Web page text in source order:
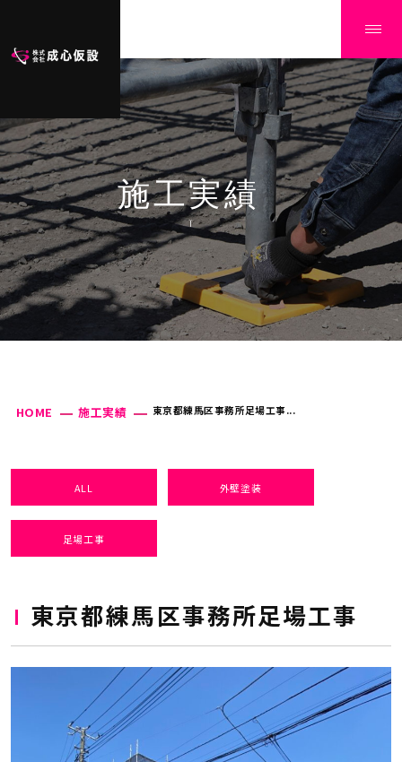
施工実績
Ï
HOME 施工実績 東京都練馬区事務所足場工事...
ALL 外壁塗装
足場工事
東京都練馬区事務所足場工事